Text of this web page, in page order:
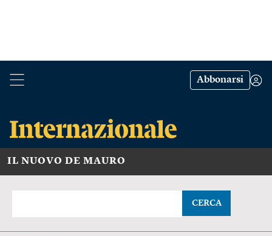
Abbonarsi
IL NUOVO DE MAURO
CERCA